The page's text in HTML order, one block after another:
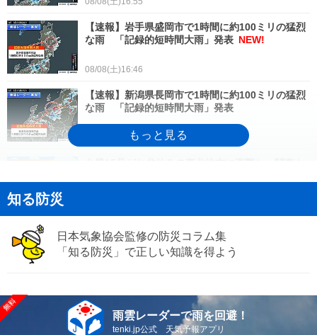
【速報】岩手県盛岡市で1時間に約100ミリの猛烈
な雨 「記録的短時間大雨」発表 NEW!
08/08(土)16:46
【速報】新潟県長岡市で1時間に約100ミリの猛烈
な雨 「記録的短時間大雨」発表
08/08(土)15:40
【速報】新潟県中越で今後3時間以内に線状降水帯
発生のおそれ 8日15時00分発表
今日8日夜 熊谷花火大会や前橋花火大会などが開
催予定 急な雨と厳しい暑さに注意
08/08(土)15:03
知る防災
日本気象協会監修の防災コラム集
「知る防災」で正しい知識を得よう
雨雲レーダーで雨を回避！
tenki.jp公式 天気予報アプリ